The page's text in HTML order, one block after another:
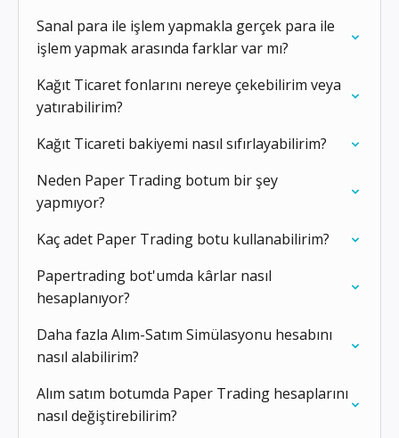
Sanal para ile işlem yapmakla gerçek para ile
işlem yapmak arasında farklar var mı?
Kağıt Ticaret fonlarını nereye çekebilirim veya
yatırabilirim?
Kağıt Ticareti bakiyemi nasıl sıfırlayabilirim?
Neden Paper Trading botum bir şey
yapmıyor?
Kaç adet Paper Trading botu kullanabilirim?
Papertrading bot'umda kârlar nasıl
hesaplanıyor?
Daha fazla Alım-Satım Simülasyonu hesabını
nasıl alabilirim?
Alım satım botumda Paper Trading hesaplarını
nasıl değiştirebilirim?